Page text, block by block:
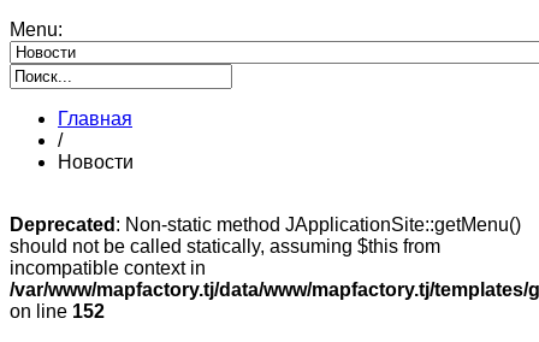
Menu:
Главная
/
Новости
Deprecated : Non-static method JApplicationSite::getMenu()
should not be called statically, assuming $this from
incompatible context in
/var/www/mapfactory.tj/data/www/mapfactory.tj/
on line 152